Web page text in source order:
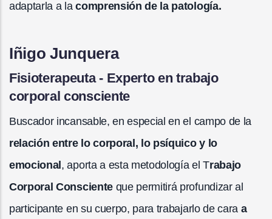
adaptarla a lacomprensión de la patología.
Iñigo Junquera
Fisioterapeuta - Experto en trabajo
corporal consciente
Buscador incansable, en especial en el campo de la
relación entre lo corporal, lo psíquico y lo
emocional , aporta a esta metodología el Trabajo
Corporal Conscienteque permitirá profundizar al
participante en su cuerpo, para trabajarlo de cara a